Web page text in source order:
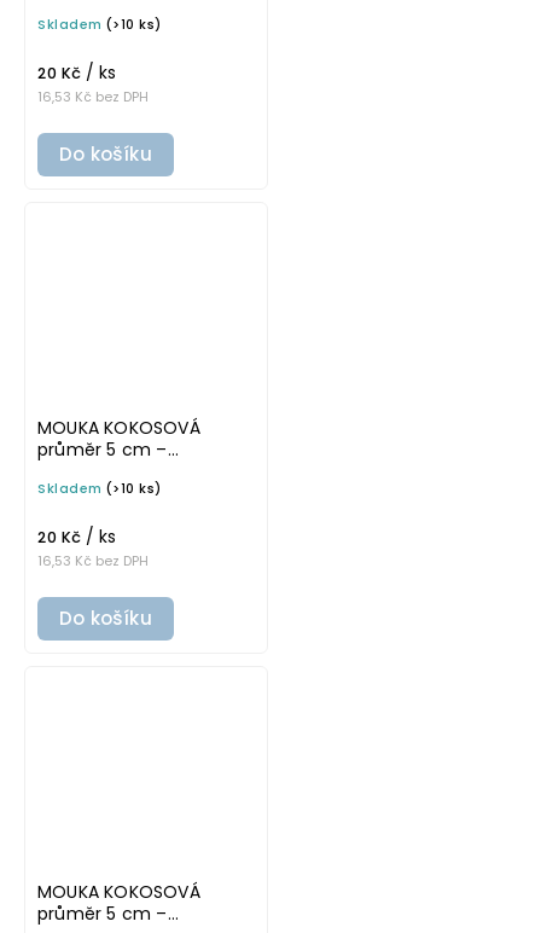
omyvatelná samolepka
Skladem (>10 ks)
16,53 Kč bez DPH
20 Kč / ks
Do košíku
MOUKA KOKOSOVÁ
průměr 5 cm –
písmu, omyvatelná
potravinové dózy
Skladem (>10 ks)
16,53 Kč bez DPH
20 Kč / ks
Do košíku
MOUKA KOKOSOVÁ
průměr 5 cm –